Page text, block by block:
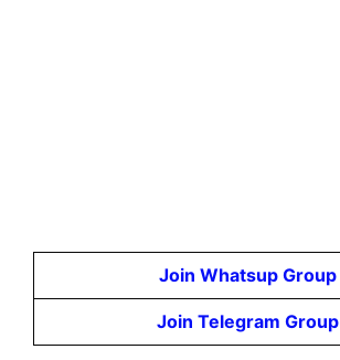
Join Whatsup Group
Join Telegram Group